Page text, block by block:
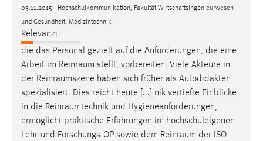
03.11.2015 | Hochschulkommunikation, Fakultät Wirtschaftsingenieurwesen
und Gesundheit, Medizintechnik
Relevanz:
die das Personal gezielt auf die Anforderungen, die eine
Arbeit im Reinraum stellt, vorbereiten. Viele Akteure in
der Reinraumszene haben sich früher als Autodidakten
spezialisiert. Dies reicht heute [...] nik vertiefte Einblicke
in die Reinraumtechnik und Hygieneanforderungen,
ermöglicht praktische Erfahrungen im hochschuleigenen
Lehr-und Forschungs-OP sowie dem Reinraum der ISO-